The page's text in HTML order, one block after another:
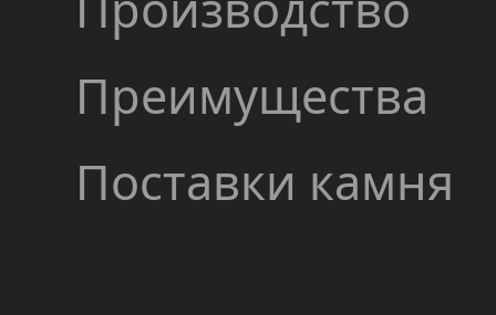
Преимущества
Поставки камня